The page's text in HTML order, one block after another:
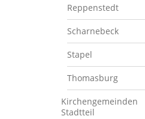
Reppenstedt
Scharnebeck
Stapel
Thomasburg
Kirchengemeinden
Stadtteil